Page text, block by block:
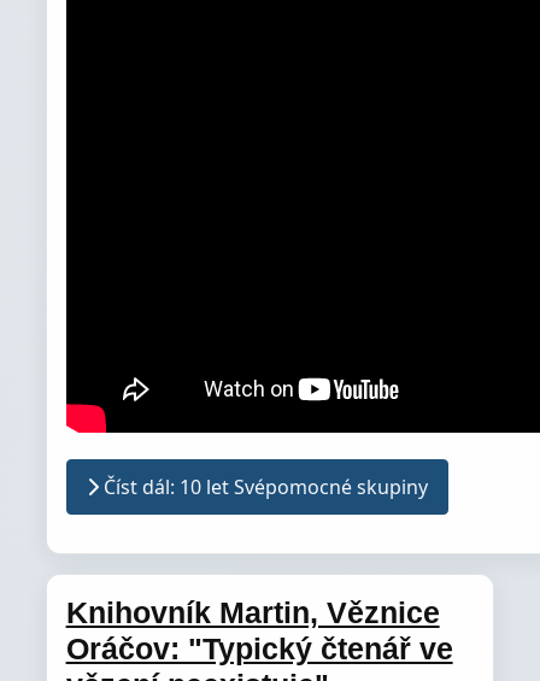
Číst dál: 10 let Svépomocné skupiny
Knihovník Martin, Věznice
Oráčov: "Typický čtenář ve